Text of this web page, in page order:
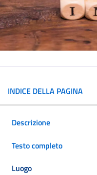
INDICE DELLA PAGINA
Descrizione
Testo completo
Luogo